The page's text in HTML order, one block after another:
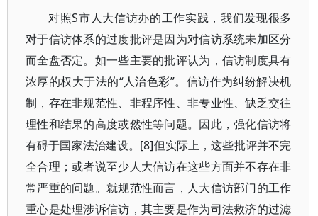
对照S市人大信访办的工作实践，我们发现很多
对于信访体系的过度批评是因为对信访系统未加区分
而全盘否定。如一些主要的批评认为，信访制度具有
浓厚的权大于法的“人治色彩”。信访作为纠纷解决机
制，存在非规范性、非程序性、非专业性、缺乏交往
理性和结果的高度或然性等问题。因此，强化信访将
有碍于国家法治建设。[8]但实际上，这些批评并不完
全合理；或者说至少人大信访在这些方面并不存在非
常严重的问题。就规范性而言，人大信访部门的工作
重心是处理涉诉信访，其主要是作为司法救济的过滤